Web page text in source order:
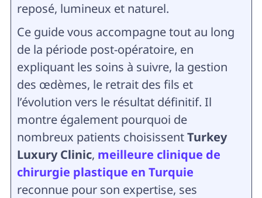
reposé, lumineux et naturel.
Ce guide vous accompagne tout au long
de la période post-opératoire, en
expliquant les soins à suivre, la gestion
des œdèmes, le retrait des fils et
l’évolution vers le résultat définitif. Il
montre également pourquoi de
nombreux patients choisissentTurkey
Luxury Clinic, meilleure clinique de
chirurgie plastique en Turquie
reconnue pour son expertise, ses